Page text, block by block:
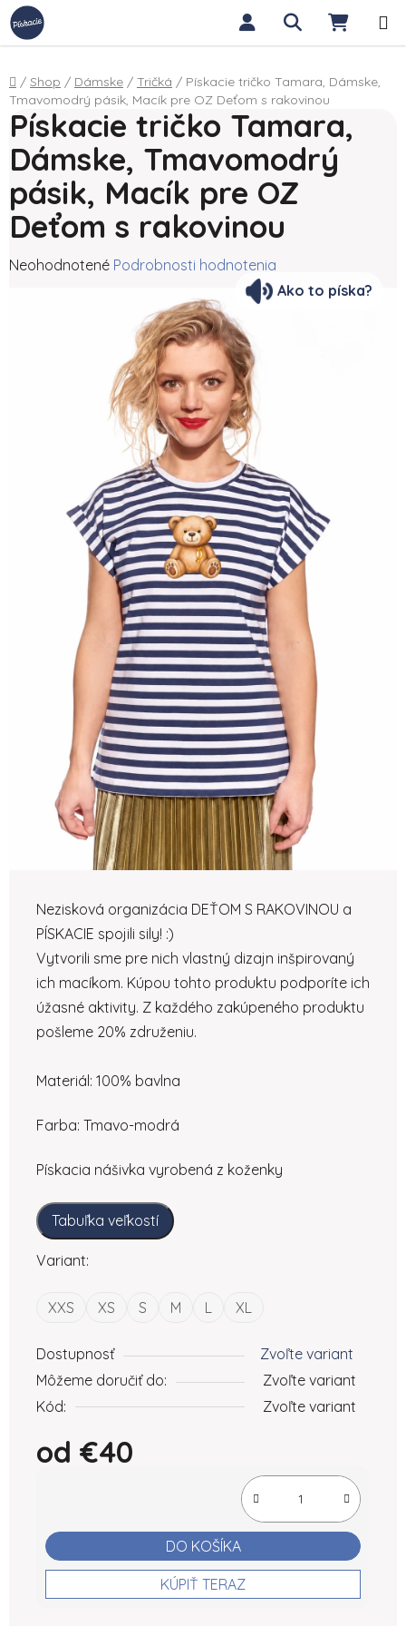
Prejsť na obsah Hľadať
Domov
/ Shop / Dámske / Tričká / Pískacie tričko Tamara, Dámske,
Tmavomodrý pásik, Macík pre OZ Deťom s rakovinou
Nezisková organizácia DEŤOM S RAKOVINOU a
PÍSKACIE spojili sily! :)
Vytvorili sme pre nich vlastný dizajn inšpirovaný
ich macíkom. Kúpou tohto produktu podporíte ich
úžasné aktivity. Z každého zakúpeného produktu
pošleme 20% združeniu.
Materiál: 100% bavlna
Farba: Tmavo-modrá
Pískacia nášivka vyrobená z koženky
Tabuľka veľkostí
Variant:
XXS XS S M L XL
Dostupnosť
Zvoľte variant
Môžeme doručiť do:
Zvoľte variant
Kód:
Zvoľte variant
od €40
DO KOŠÍKA
KÚPIŤ TERAZ
Pískacie tričko Tamara,
Dámske, Tmavomodrý
pásik, Macík pre OZ
Deťom s rakovinou
Priemerné hodnotenie produktu je 0,0 z 5 hviezdičiek.
Neohodnotené Podrobnosti hodnotenia
Ako to píska?